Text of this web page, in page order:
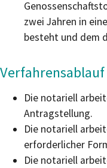
zwei Jahren in
besteht und dem
Verfahrensablauf
Die notariell
Antragstellung.
Die notariell
erforderlicher
Die notariell